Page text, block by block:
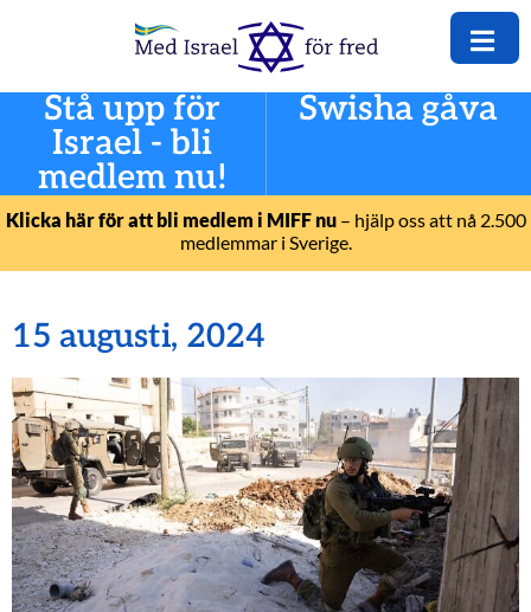
Stå upp för
Israel - bli
medlem nu!
Swisha gåva
Klicka här för att bli medlem i MIFF nu– hjälp oss att nå 2.500
medlemmar i Sverige.
15 augusti, 2024